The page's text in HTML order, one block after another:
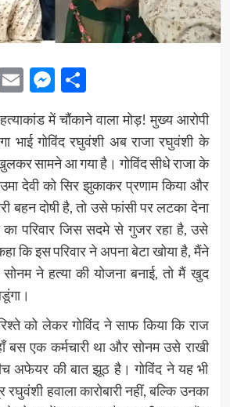
EmailMessenger
Share
में चौंकाने वाला मोड़! मुख्य आरोपी
भाई गोविंद रघुवंशी अब राजा रघुवंशी के
सामने आ गया है। गोविंद सीधे राजा के
देवी को सिर झुकाकर प्रणाम किया और
बहन दोषी है, तो उसे फांसी पर लटका देना
का परिवार जिस सदमे से गुजर रहा है, उसे
कि इस परिवार ने अपना बेटा खोया है, मैंने
ने हत्या की योजना बनाई, तो मैं खुद
को लेकर गोविंद ने साफ किया कि राज
बस एक कर्मचारी था और सोनम उसे राखी
अफेयर की बात झूठ है। गोविंद ने यह भी
हवाला कारोबारी नहीं, बल्कि उनका